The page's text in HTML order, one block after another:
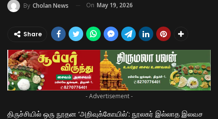
By Cholan News On May 19, 2026
Share
- Advertisement -
திருச்சியில் ஒரு நூதன ‘அறிவுக்கோயில்’: நூலகர் இல்லாத இலவச